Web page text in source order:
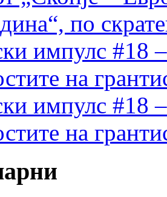
по
импулс #18
на
импулс #18
на